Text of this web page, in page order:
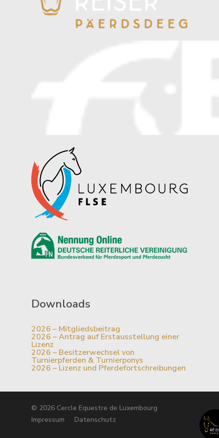
Downloads
2026 – Mitgliedsbeitrag
2026 – Antrag auf Erstausstellung einer
Lizenz
2026 – Besitzerwechsel von
Turnierpferden & Turnierponys
2026 – Lizenz und Pferdefortschreibungen
© 2026 Cercle Equestre de Luxembourg
Impressum
Datenschutz